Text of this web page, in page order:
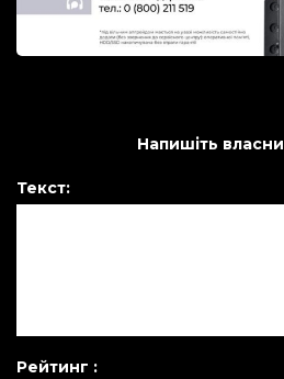
Напишіть
Текст:
Рейтинг :